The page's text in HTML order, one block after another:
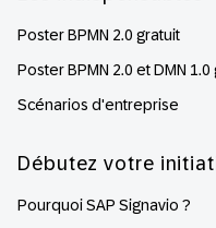
Poster BPMN 2.0 gratuit
Poster BPMN 2.0 et DMN 1.0
Scénarios d'entreprise
Débutez votre
Pourquoi SAP Signavio ?